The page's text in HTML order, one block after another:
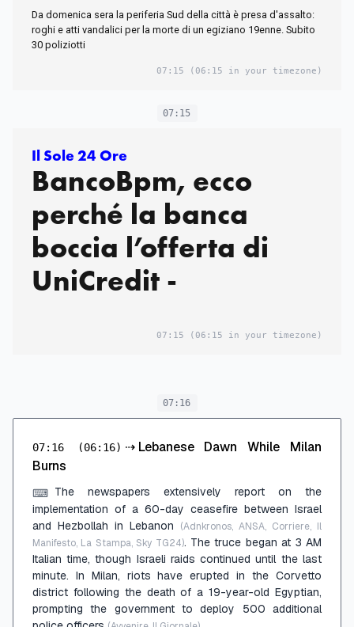
Da domenica sera la periferia Sud della città è presa d'assalto:
roghi e atti vandalici per la morte di un egiziano 19enne. Subito
30 poliziotti
07:15 (06:15 in your timezone)
07:15
Il Sole 24 Ore
BancoBpm, ecco
perché la banca
boccia l’offerta di
UniCredit -
07:15 (06:15 in your timezone)
07:16
07:16 (06:16) ⇢ Lebanese Dawn While Milan
Burns
⌨ The newspapers extensively report on the
implementation of a 60-day ceasefire between Israel
and Hezbollah in Lebanon
(Adnkronos, ANSA, Corriere, Il
Manifesto, La Stampa, Sky TG24). The truce began at 3 AM
Italian time, though Israeli raids continued until the last
minute. In Milan, riots have erupted in the Corvetto
district following the death of a 19-year-old Egyptian,
prompting the government to deploy 500 additional